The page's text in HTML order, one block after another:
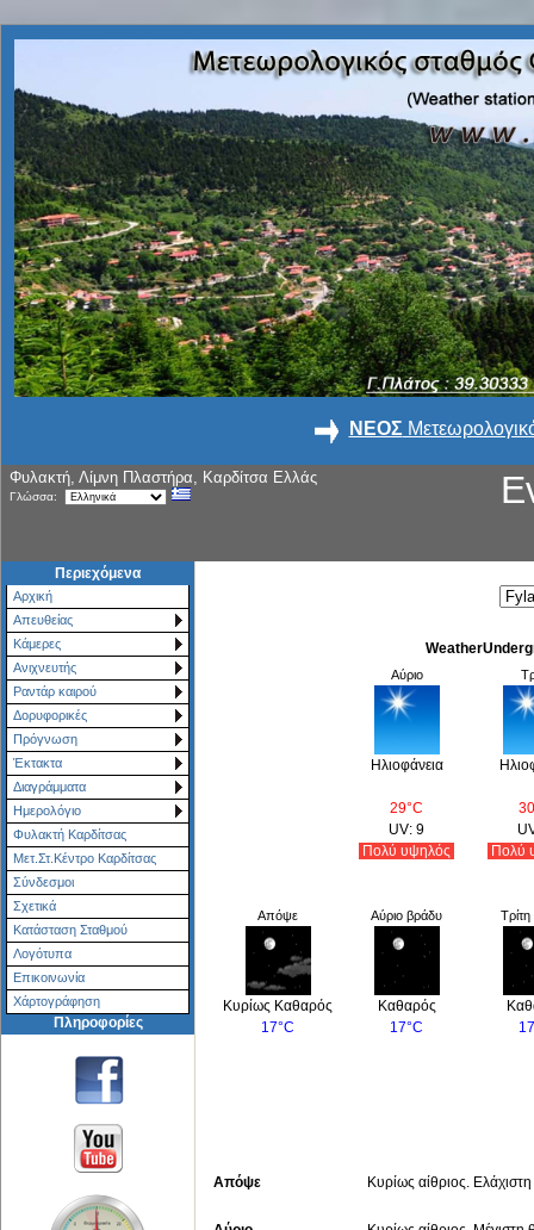
ΝΕΟΣ
Φυλακτή, Λίμνη Πλαστήρα, Καρδίτσα Ελλάς
Γλώσσα:
Περιεχόμενα
Αρχική
Απευθείας
Κάμερες
Ανιχνευτής
Ραντάρ καιρού
Δορυφορικές
Πρόγνωση
Έκτακτα
Διαγράμματα
Ημερολόγιο
Φυλακτή Καρδίτσας
Μετ.Στ.Κέντρο Καρδίτσας
Σύνδεσμοι
Σχετικά
Κατάσταση Σταθμού
Λογότυπα
Επικοινωνία
Χάρτoγράφηση
Πληροφορίες
Αύριο
Ηλιοφάνεια
29°C
UV: 9
Πολύ υψηλός
Πολύ
Απόψε Αύριο βράδυ
Κυρίως Καθαρός Καθαρός
17°C
17°C
Απόψε Κυρίως αίθριος.